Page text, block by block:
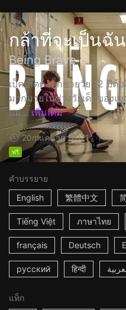
กล้าที่จะเป็นฉัน
Being Brave
เบ็คเก็ตต์ เด็กชายวัย 12 ปี
มากมายในช่วงวัยเด็กของเ
แม่... เพิ่มเติม
20mแคนาดา2021
ฟรี
คำบรรยาย
English
繁體中文
Tiếng Việt ภาษาไทย
français Deutsch
русский हिन्दी
แท็ก